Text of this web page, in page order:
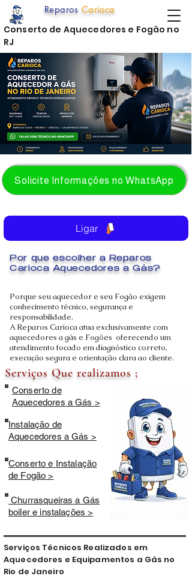
Solicite Informações no WhatsApp
Porque seu aquecedor e seu Fogão exigem
conhecimento técnico, segurança e
responsabilidade.
A Reparos Carioca atua exclusivamente com
aquecedores a gás e Fogões oferecendo um
atendimento focado em diagnóstico correto,
execução segura e orientação clara ao cliente.
Reparos Carioca
Por que escolher a Reparos
Carioca Aquecedores a Gás?
Serviços Que realizamos ;
Conserto de
Aquecedores a Gás >
Instalação de
Aquecedores a Gás >
Conserto e Instalação
de Fogão >
Churrasqueiras a Gás
boiler e instalações >
Ligar
Conserto de Aquecedores e Fogão no
RJ
Serviços Técnicos Realizados em
Aquecedores e Equipamentos a Gás no
Rio de Janeiro